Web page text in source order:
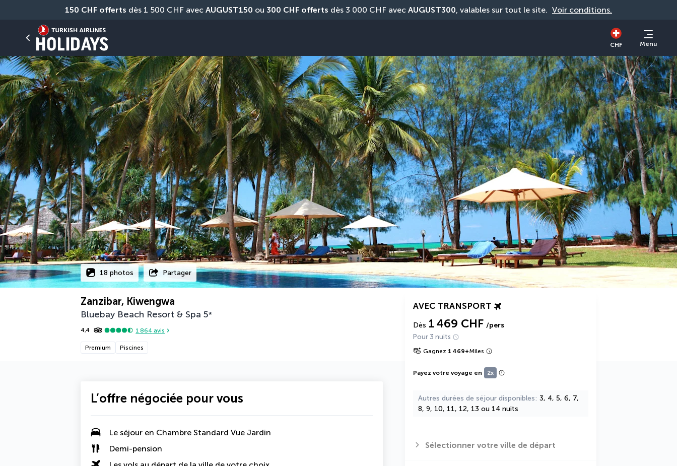
150 CHF offerts dès 1 500 CHF avec AUGUST150 ou 300 CHF offerts dès 3 000 CHF avec AUGUST300, valables sur tout le site. Voir conditions.
CHF Menu
18 photos Partager
Zanzibar, Kiwengwa
Bluebay Beach Resort & Spa 5*
4,4 1 864 avis
Premium Piscines
AVEC TRANSPORT
Dès 1 469 CHF /pers
Pour 3 nuits
Gagnez 1 469+Miles
Payez votre voyage en 2x
Autres durées de séjour disponibles 3, 4, 5, 6, 7,
8, 9, 10, 11, 12, 13 ou 14 nuits
Sélectionner votre ville de départ
L’offre négociée pour vous
Le séjour en Chambre Standard Vue Jardin
Demi-pension